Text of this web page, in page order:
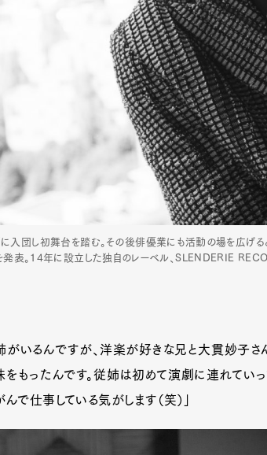
し初舞台を踏む。その後俳優業にも活動の場を広げると
発表。14年に設立した独自のレーベル、SLENDERIE
いるんですが、洋楽が好きな兄と大貫妙子さ
もったんです。従姉は初めて演劇に連れていっ
で仕事している気がします（笑）」